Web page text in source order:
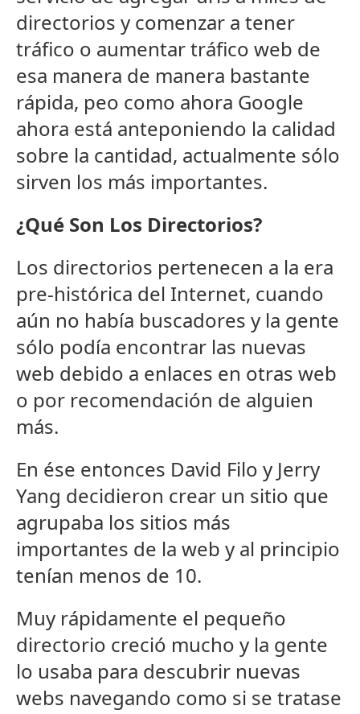
directorios y comenzar a tener
tráfico o aumentar tráfico web de
esa manera de manera bastante
rápida, peo como ahora Google
ahora está anteponiendo la calidad
sobre la cantidad, actualmente sólo
sirven los más importantes.
¿Qué Son Los Directorios?
Los directorios pertenecen a la era
pre-histórica del Internet, cuando
aún no había buscadores y la gente
sólo podía encontrar las nuevas
web debido a enlaces en otras web
o por recomendación de alguien
más.
En ése entonces David Filo y Jerry
Yang decidieron crear un sitio que
agrupaba los sitios más
importantes de la web y al principio
tenían menos de 10.
Muy rápidamente el pequeño
directorio creció mucho y la gente
lo usaba para descubrir nuevas
webs navegando como si se tratase